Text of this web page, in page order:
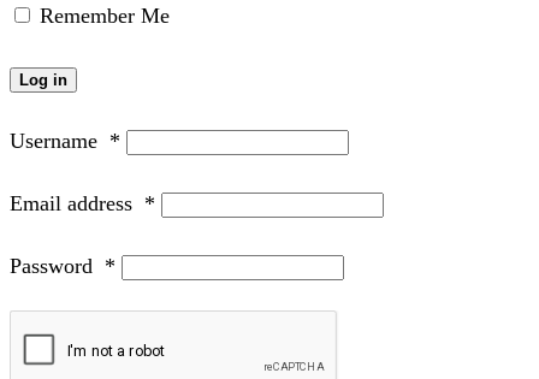
Remember Me
Log in
Username *
Email address *
Password *